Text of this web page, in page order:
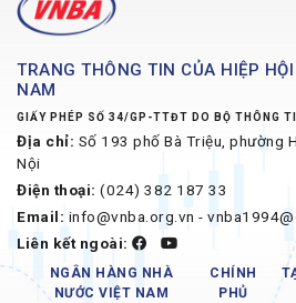
TRANG THÔNG TIN CỦA HIỆP
NAM
GIẤY PHÉP SỐ 34/GP-TTĐT DO BỘ THÔNG
Địa chỉ: Số 193 phố Bà Triệu, phường
Nội
Điện thoại: (024) 382 187 33
Email: info@vnba.org.vn -
Liên kết ngoài:
NGÂN HÀNG NHÀ
NƯỚC VIỆT NAM
CHÍNH
PHỦ